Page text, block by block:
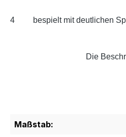
4 bespielt mit deutlichen
Die
Maßstab: